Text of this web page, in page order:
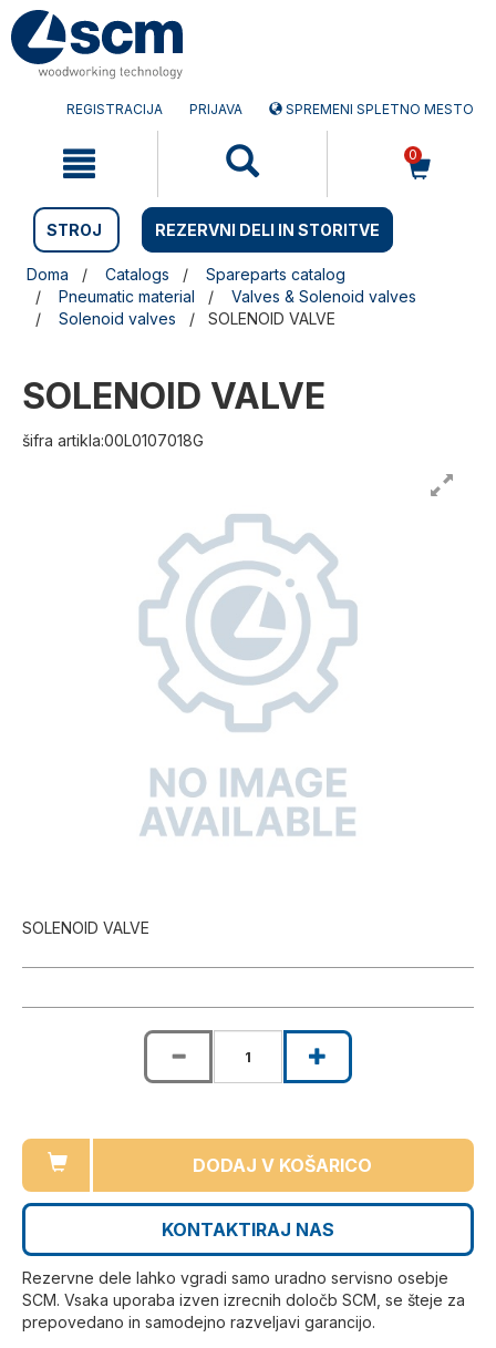
Preskočite
na
vsebino
Preskočite
na
navigacijski
REGISTRACIJA PRIJAVA SPREMENI SPLETNO MESTO
0
STROJ REZERVNI DELI IN STORITVE
Doma Catalogs
Spareparts catalog
Pneumatic material
Valves & Solenoid valves
Solenoid valves
SOLENOID VALVE
SOLENOID VALVE
šifra artikla:00L0107018G
SOLENOID VALVE
DODAJ V KOŠARICO
KONTAKTIRAJ NAS
Rezervne dele lahko vgradi samo uradno servisno osebje
SCM. Vsaka uporaba izven izrecnih določb SCM, se šteje za
prepovedano in samodejno razveljavi garancijo.